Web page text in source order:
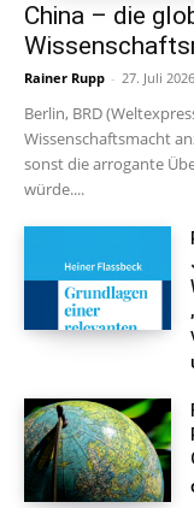
China – die
Rainer Rupp - 27. Juli 2026
Berlin, BRD
Wissenschaftsmacht
sonst die arrogante
würde....